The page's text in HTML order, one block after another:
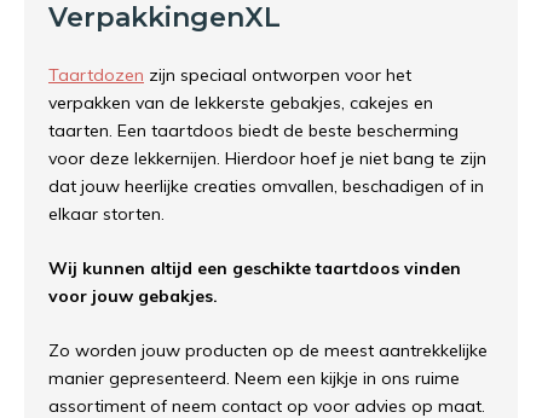
VerpakkingenXL
Taartdozen zijn speciaal ontworpen voor het
verpakken van de lekkerste gebakjes, cakejes en
taarten. Een taartdoos biedt de beste bescherming
voor deze lekkernijen. Hierdoor hoef je niet bang te zijn
dat jouw heerlijke creaties omvallen, beschadigen of in
elkaar storten.
Wij kunnen altijd een geschikte taartdoos vinden
voor jouw gebakjes.
Zo worden jouw producten op de meest aantrekkelijke
manier gepresenteerd. Neem een kijkje in ons ruime
assortiment of neem contact op voor advies op maat.